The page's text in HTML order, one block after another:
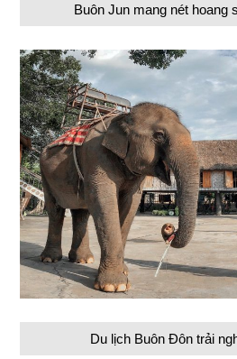
Buôn Jun mang nét hoang
Du lịch Buôn Đôn trải